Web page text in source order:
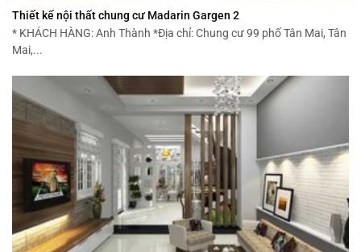
Thiết kế nội thất chung cư Madarin Gargen 2
* KHÁCH HÀNG: Anh Thành *Địa chỉ: Chung cư 99 phố Tân Mai, Tân
Mai,...